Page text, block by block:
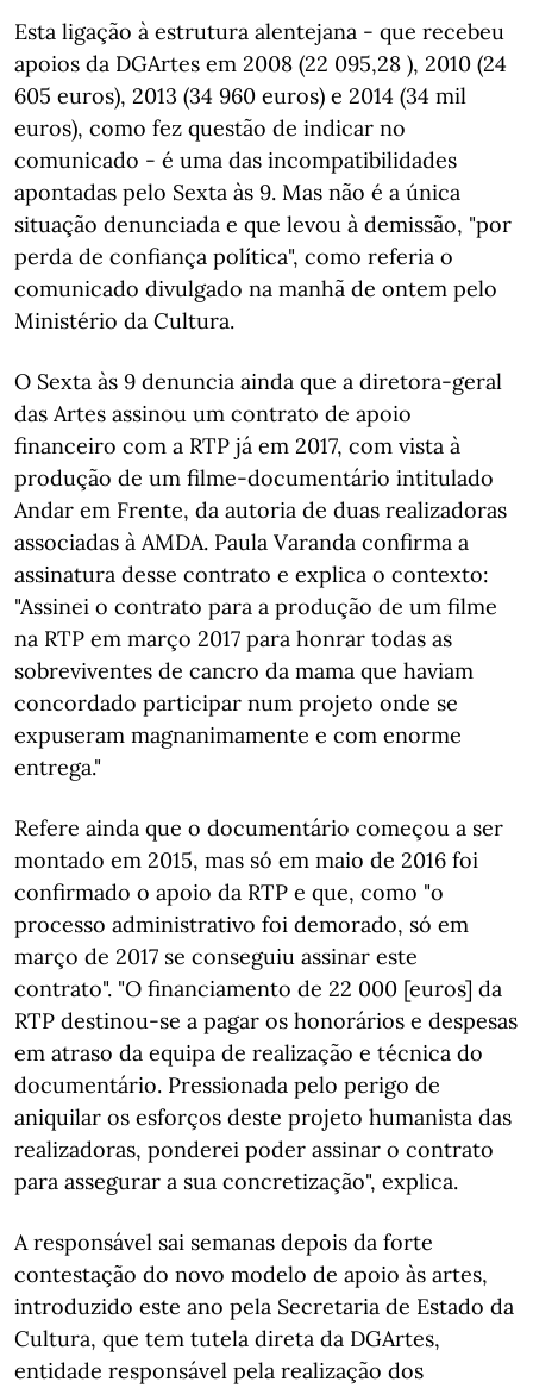
Esta ligação à estrutura alentejana - que recebeu
apoios da DGArtes em 2008 (22 095,28 ), 2010 (24
605 euros), 2013 (34 960 euros) e 2014 (34 mil
euros), como fez questão de indicar no
comunicado - é uma das incompatibilidades
apontadas pelo Sexta às 9. Mas não é a única
situação denunciada e que levou à demissão, "por
perda de confiança política", como referia o
comunicado divulgado na manhã de ontem pelo
Ministério da Cultura.
O Sexta às 9 denuncia ainda que a diretora-geral
das Artes assinou um contrato de apoio
financeiro com a RTP já em 2017, com vista à
produção de um filme-documentário intitulado
Andar em Frente, da autoria de duas realizadoras
associadas à AMDA. Paula Varanda confirma a
assinatura desse contrato e explica o contexto:
"Assinei o contrato para a produção de um filme
na RTP em março 2017 para honrar todas as
sobreviventes de cancro da mama que haviam
concordado participar num projeto onde se
expuseram magnanimamente e com enorme
entrega."
Refere ainda que o documentário começou a ser
montado em 2015, mas só em maio de 2016 foi
confirmado o apoio da RTP e que, como "o
processo administrativo foi demorado, só em
março de 2017 se conseguiu assinar este
contrato". "O financiamento de 22 000 [euros] da
RTP destinou-se a pagar os honorários e despesas
em atraso da equipa de realização e técnica do
documentário. Pressionada pelo perigo de
aniquilar os esforços deste projeto humanista das
realizadoras, ponderei poder assinar o contrato
para assegurar a sua concretização", explica.
A responsável sai semanas depois da forte
contestação do novo modelo de apoio às artes,
introduzido este ano pela Secretaria de Estado da
Cultura, que tem tutela direta da DGArtes,
entidade responsável pela realização dos